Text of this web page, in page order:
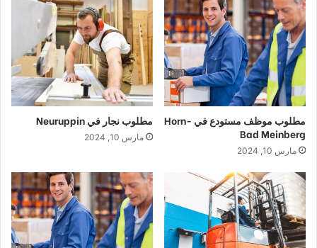
مطلوب موظف مستودع في Horn-
Bad Meinberg
مارس 10, 2024
مطلوب نجار في Neuruppin
مارس 10, 2024